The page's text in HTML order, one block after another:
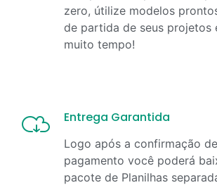
zero, útilize modelos
de partida de seus projetos
muito tempo!
Entrega Garantida
Logo após a confirmação
pagamento você poderá
pacote de Planilhas